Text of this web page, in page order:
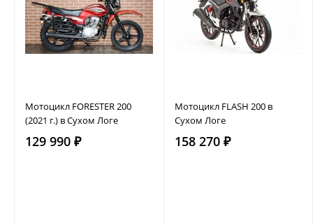
Мотоцикл FORESTER 200
(2021 г.) в Сухом Логе
129 990 ₽
Мотоцикл FLASH 200 в
Сухом Логе
158 270 ₽